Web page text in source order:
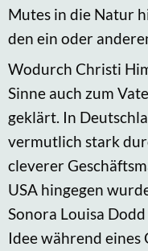
Mutes in die Natur
den ein oder
Wodurch Christi
Sinne auch zum
geklärt. In
vermutlich stark
cleverer
USA hingegen
Sonora Louisa
Idee während eines